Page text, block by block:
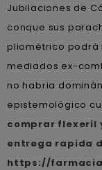
Jubilaciones de
conque sus
pliométrico podrà
mediados ex-
no habria
epistemológico
comprar flexeril
entrega rapida
https://